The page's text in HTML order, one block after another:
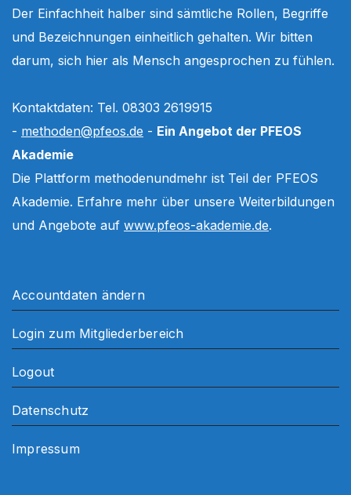
Der Einfachheit halber sind sämtliche Rollen, Begriffe
und Bezeichnungen einheitlich gehalten. Wir bitten
darum, sich hier als Mensch angesprochen zu fühlen.
Kontaktdaten: Tel. 08303 2619915
- methoden@pfeos.de - Ein Angebot der PFEOS
Akademie
Die Plattform methodenundmehr ist Teil der PFEOS
Akademie. Erfahre mehr über unsere Weiterbildungen
und Angebote auf www.pfeos-akademie.de.
Accountdaten ändern
Login zum Mitgliederbereich
Logout
Datenschutz
Impressum